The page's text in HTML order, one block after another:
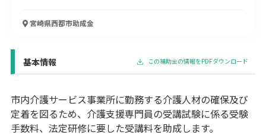
物流・運輸業 製造業 情報通信業 卸売･小売業
飲食業
宿泊･旅館業
その他
宮崎県西都市助成金
基本情報 この補助金の情報をPDFダウンロード
市内介護サービス事業所に勤務する介護人材の確保及び
定着を図るため、介護支援専門員の受講試験に係る受験
手数料、法定研修に要した受講料を助成します。